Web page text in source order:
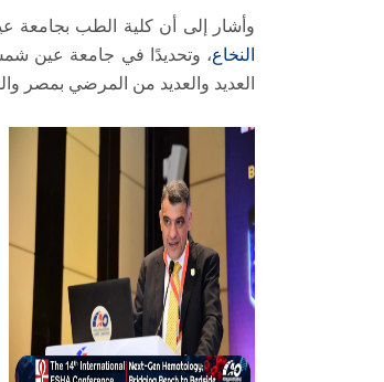
وأشار إلى أن كلية الطب بجامعة
النخاع، وتحديدًا في جامعة عين
العديد والعديد من المرضي بمصر